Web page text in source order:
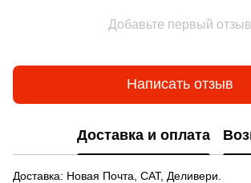
Добавьте первый отзыв
Написать отзыв
Доставка и оплата
Доставка: Новая Почта, САТ, Деливери.